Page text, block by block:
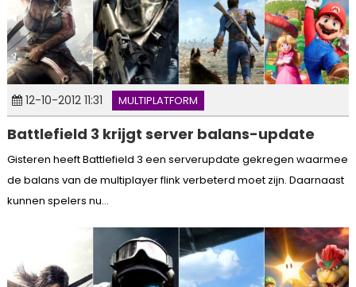
12-10-2012 11:31 MULTIPLATFORM
Battlefield 3 krijgt server balans-update
Gisteren heeft Battlefield 3 een serverupdate gekregen waarmee
de balans van de multiplayer flink verbeterd moet zijn. Daarnaast
kunnen spelers nu...